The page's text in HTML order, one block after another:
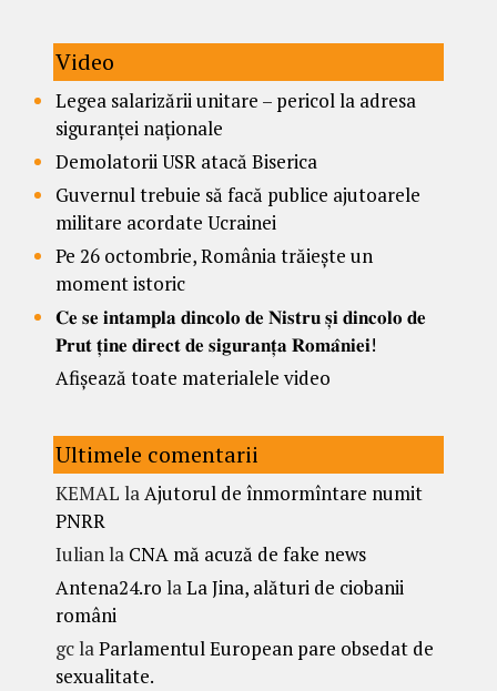
Video
Legea salarizării unitare – pericol la adresa
siguranței naționale
Demolatorii USR atacă Biserica
Guvernul trebuie să facă publice ajutoarele
militare acordate Ucrainei
Pe 26 octombrie, România trăiește un
moment istoric
𝐂𝐞 𝐬𝐞 𝐢𝐧𝐭𝐚𝐦𝐩𝐥𝐚 𝐝𝐢𝐧𝐜𝐨𝐥𝐨 𝐝𝐞 𝐍𝐢𝐬𝐭𝐫𝐮 𝐬̦𝐢 𝐝𝐢𝐧𝐜𝐨𝐥𝐨 𝐝𝐞
𝐏𝐫𝐮𝐭 𝐭̦𝐢𝐧𝐞 𝐝𝐢𝐫𝐞𝐜𝐭 𝐝𝐞 𝐬𝐢𝐠𝐮𝐫𝐚𝐧𝐭̦𝐚 𝐑𝐨𝐦𝐚̂𝐧𝐢𝐞𝐢!
Afișează toate materialele video
Ultimele comentarii
KEMAL laAjutorul de înmormîntare numit
PNRR
Iulianla CNA mă acuză de fake news
Antena24.ro laLa Jina, alături de ciobanii
români
gclaParlamentul European pare obsedat de
sexualitate.